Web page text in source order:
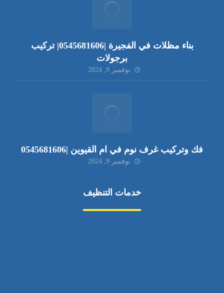
بناء مظلات في الفجيرة |0545681606| تركيب
برجولات
نوفمبر 9, 2024
فك وتركيب غرف نوم في ام القيوين |0545681606
نوفمبر 9, 2024
خدمات التنظيف